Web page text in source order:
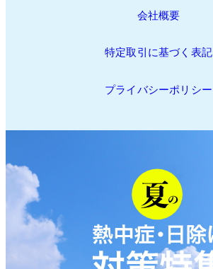
会社概要
特定取引に基づく表記
プライバシーポリシー